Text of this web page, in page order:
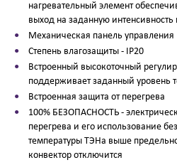
нагревательный элемент
выход на заданную интенсивность
Механическая панель управления
Степень влагозащиты - IP20
Встроенный высокоточный
поддерживает заданный уровень
Встроенная защита от перегрева
100% БЕЗОПАСНОСТЬ -
перегрева и его использование
температуры ТЭНа выше
конвектор отключится